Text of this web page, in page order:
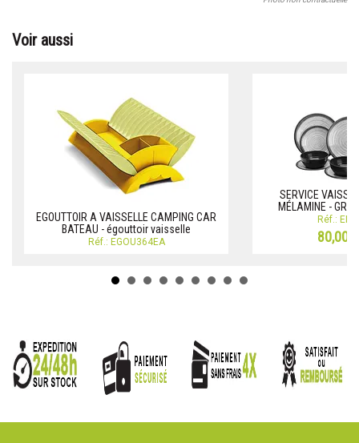
Voir aussi
EGOUTTOIR A VAISSELLE CAMPING CAR
BATEAU - égouttoir vaisselle
Réf.: EGOU364EA
SERVICE
MÉLAMINE -
Réf.:
80,00